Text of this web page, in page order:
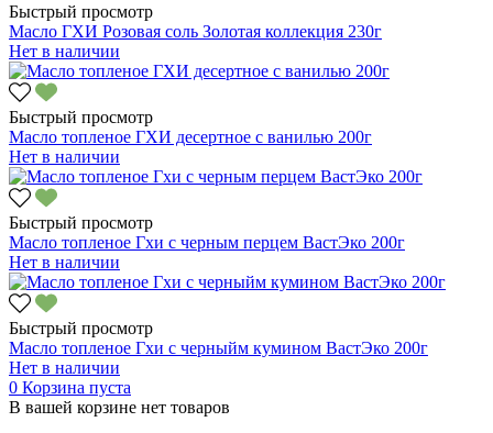
Быстрый просмотр
Масло ГХИ Розовая соль Золотая коллекция 230г
Нет в наличии
Быстрый просмотр
Масло топленое ГХИ десертное с ванилью 200г
Нет в наличии
Быстрый просмотр
Масло топленое Гхи с черным перцем ВастЭко 200г
Нет в наличии
Быстрый просмотр
Масло топленое Гхи с черныйм кумином ВастЭко 200г
Нет в наличии
0 Корзина пуста
В вашей корзине нет товаров